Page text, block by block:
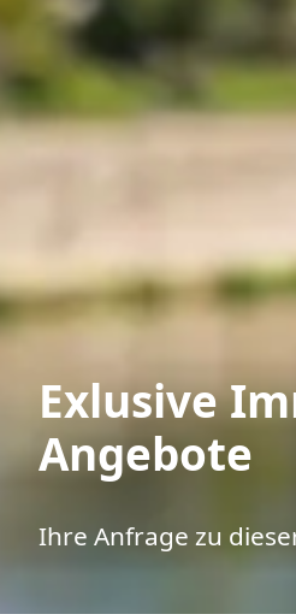
Exlusive
Angebote
Ihre Anfrage zu